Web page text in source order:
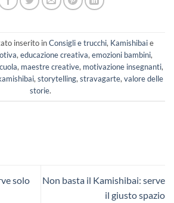
inserito inConsigli e trucchi, Kamishibaie
, educazione creativa, emozioni bambini,
, maestre creative, motivazione insegnanti,
, storytelling, stravagarte, valore delle
storie.
solo
Non basta il Kamishibai: serve
il giusto spazio